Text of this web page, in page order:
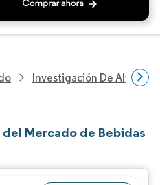
Investigación De
Mercado de Bebidas